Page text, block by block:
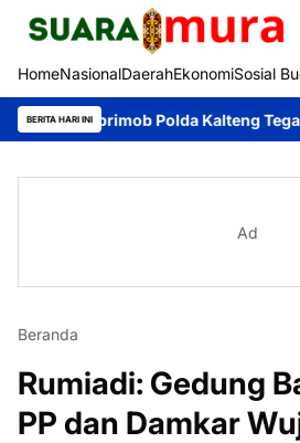
HomeNasionalDaerahEkonomiSosial
BERITA HARI INIPolda Kalteng Tegaskan
Ad
Beranda
Rumiadi: Gedung
PP dan Damkar